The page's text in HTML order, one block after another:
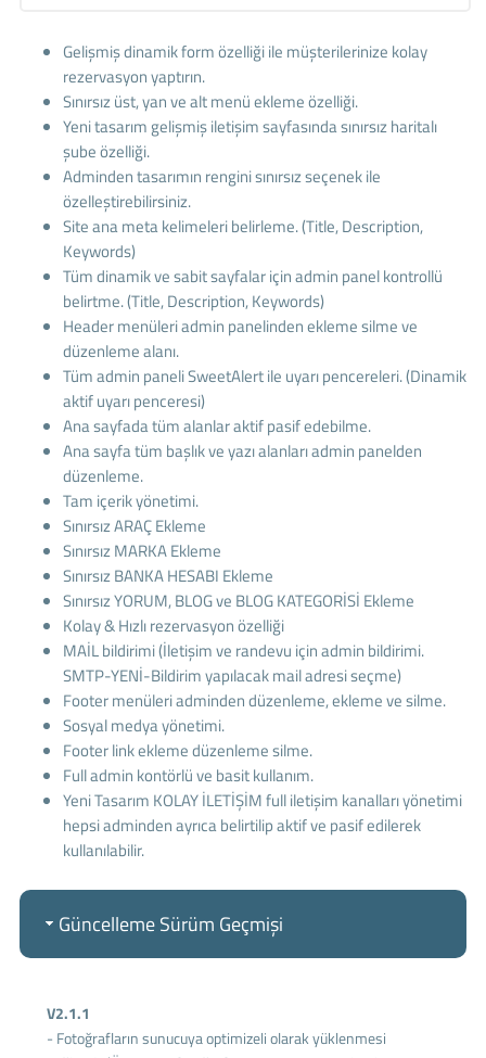
Gelişmiş dinamik form özelliği ile müşterilerinize kolay
rezervasyon yaptırın.
Sınırsız üst, yan ve alt menü ekleme özelliği.
Yeni tasarım gelişmiş iletişim sayfasında sınırsız haritalı
şube özelliği.
Adminden tasarımın rengini sınırsız seçenek ile
özelleştirebilirsiniz.
Site ana meta kelimeleri belirleme. (Title, Description,
Keywords)
Tüm dinamik ve sabit sayfalar için admin panel kontrollü
belirtme. (Title, Description, Keywords)
Header menüleri admin panelinden ekleme silme ve
düzenleme alanı.
Tüm admin paneli SweetAlert ile uyarı pencereleri. (Dinamik
aktif uyarı penceresi)
Ana sayfada tüm alanlar aktif pasif edebilme.
Ana sayfa tüm başlık ve yazı alanları admin panelden
düzenleme.
Tam içerik yönetimi.
Sınırsız ARAÇ Ekleme
Sınırsız MARKA Ekleme
Sınırsız BANKA HESABI Ekleme
Sınırsız YORUM, BLOG ve BLOG KATEGORİSİ Ekleme
Kolay & Hızlı rezervasyon özelliği
MAİL bildirimi (İletişim ve randevu için admin bildirimi.
SMTP-YENİ-Bildirim yapılacak mail adresi seçme)
Footer menüleri adminden düzenleme, ekleme ve silme.
Sosyal medya yönetimi.
Footer link ekleme düzenleme silme.
Full admin kontörlü ve basit kullanım.
Yeni Tasarım KOLAY İLETİŞİM full iletişim kanalları yönetimi
hepsi adminden ayrıca belirtilip aktif ve pasif edilerek
kullanılabilir.
Güncelleme Sürüm Geçmişi
V2.1.1
- Fotoğrafların sunucuya optimizeli olarak yüklenmesi